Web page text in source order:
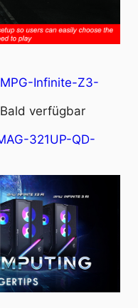
Infinite-Z3-
verfügbar
321UP-QD-